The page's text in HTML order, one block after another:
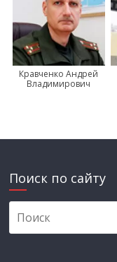
Кравченко Андрей
Владимирович
Поиск по сайту